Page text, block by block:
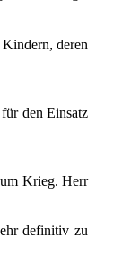
deren
den Einsatz
Krieg. Herr
definitiv zu